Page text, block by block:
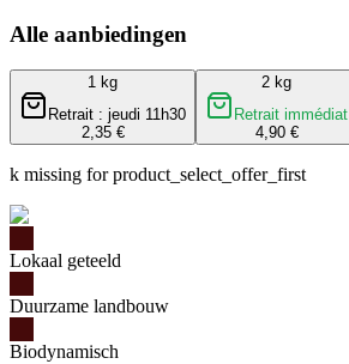
Alle aanbiedingen
1 kg
Retrait : jeudi 11h30
2,35 €
2 kg
Retrait immédiat
4,90 €
k missing for product_select_offer_first
Lokaal geteeld
Duurzame landbouw
Biodynamisch